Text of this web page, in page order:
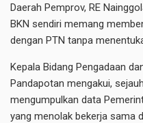
Daerah Pemprov, RE
BKN sendiri memang
dengan PTN tanpa
Kepala Bidang Pengadaan
Pandapotan mengakui,
mengumpulkan data
yang menolak bekerja sama